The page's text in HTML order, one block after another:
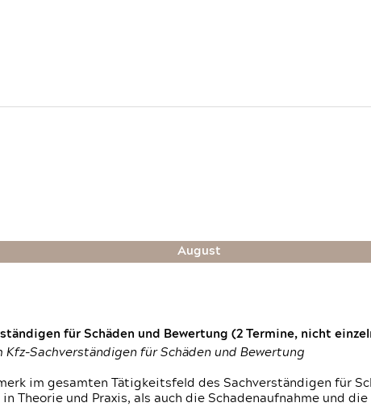
August
für Schäden und Bewertung (2 Termine, nicht
Sachverständigen für Schäden und Bewertung
im gesamten Tätigkeitsfeld des Sachverständigen für
Theorie und Praxis, als auch die Schadenaufnahme und